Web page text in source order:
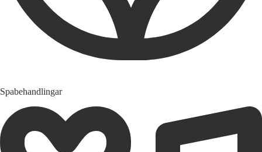
Spabehandlingar